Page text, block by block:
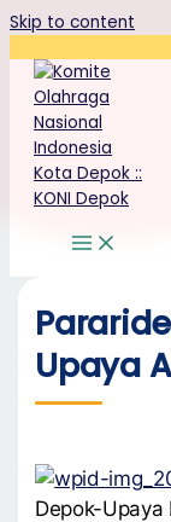
Skip to content
Upaya
Depok-Upaya